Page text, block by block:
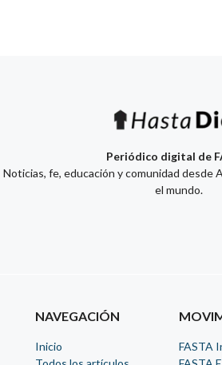
Periódico digital de
Noticias, fe, educación y comunidad desde
el mundo.
NAVEGACIÓN
Inicio
FASTA